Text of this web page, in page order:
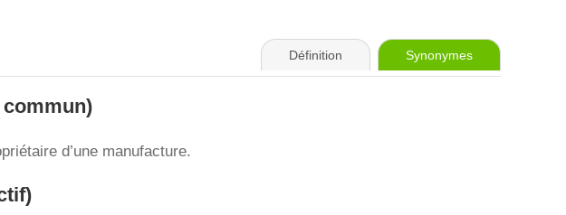
Définition Synonymes
commun)
d’une manufacture.